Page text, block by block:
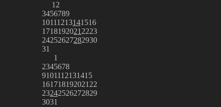
1 2
3456789
10111213141516
1718192021 2223
24252627282930
31
1
2345678
9101112131415
161718192021 22
23242526272829
3031